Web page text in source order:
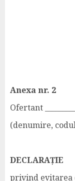
Anexa nr. 2
Ofertant
(denumire,
DECLARAȚIE
privind evitarea